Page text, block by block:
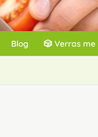
Blog 🎲 Verras me